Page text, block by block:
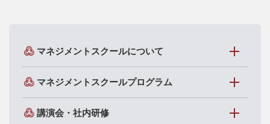
マネジメントスクールについて
マネジメントスクールプログラム
講演会・社内研修